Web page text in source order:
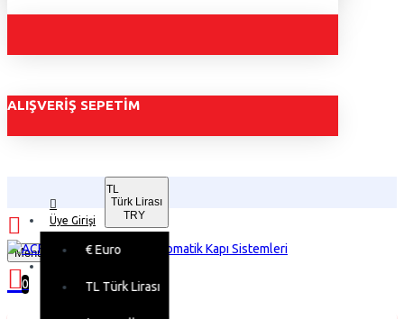
ALIŞVERIŞ SEPETIM
Üye Girişi
TL
Türk Lirası
TRY
€Euro
TL Türk Lirası
Menu
0